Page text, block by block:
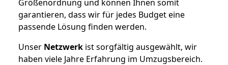
Größenordnung und können Ihnen somit
garantieren, dass wir für jedes Budget eine
passende Lösung finden werden.
Unser Netzwerk ist sorgfältig ausgewählt, wir
haben viele Jahre Erfahrung im Umzugsbereich.